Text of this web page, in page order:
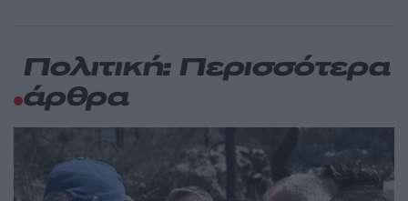
Πολιτική: Περισσότερα
άρθρα